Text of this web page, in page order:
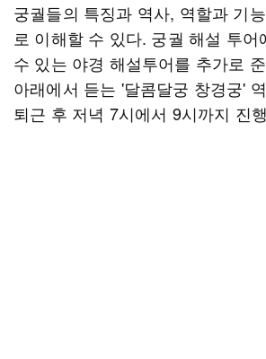
궁궐들의 특징과 역사, 역할과 기
로 이해할 수 있다. 궁궐 해설 투
수 있는 야경 해설투어를 추가로
아래에서 듣는 '달콤달궁 창경궁'
퇴근 후 저녁 7시에서 9시까지 진